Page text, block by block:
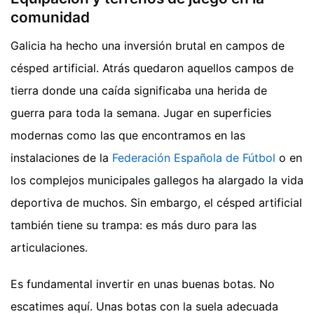
comunidad
Galicia ha hecho una inversión brutal en campos de
césped artificial. Atrás quedaron aquellos campos de
tierra donde una caída significaba una herida de
guerra para toda la semana. Jugar en superficies
modernas como las que encontramos en las
instalaciones de la Federación Española de Fútbol o en
los complejos municipales gallegos ha alargado la vida
deportiva de muchos. Sin embargo, el césped artificial
también tiene su trampa: es más duro para las
articulaciones.
Es fundamental invertir en unas buenas botas. No
escatimes aquí. Unas botas con la suela adecuada